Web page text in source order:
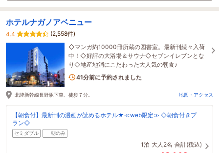
ホテルナガノアベニュー
4.4
(2,558件)
◇マンガ約10000冊所蔵の図書室。最新刊続々入荷
中！◇好評の大浴場＆サウナ◇セブンイレブンとな
り◇地産地消にこだわった大人気の朝食♪
5名がこの宿を見ています
北陸新幹線長野駅下車、徒歩７分。 地図・アクセス
【朝食付】最新刊の漫画が読めるホテル★≪web限定≫ ◇朝食付きプ
ラン◇
セミダブル 朝のみ
1泊 大人2名 合計(税込)